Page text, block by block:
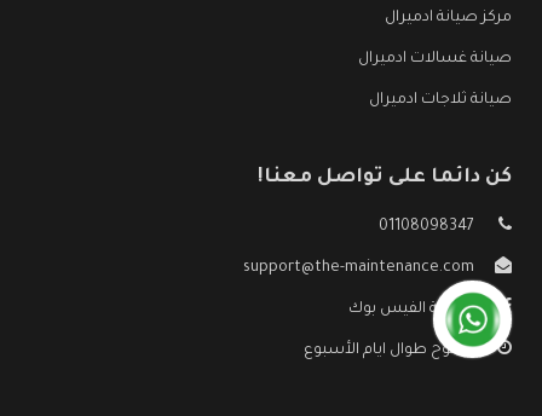
مركز صيانة ادميرال
صيانة غسالات ادميرال
صيانة ثلاجات ادميرال
كن دائما على تواصل معنا!
01108098347
support@the-maintenance.com
صفحة الفيس بوك
مفتوح طوال ايام الأسبوع